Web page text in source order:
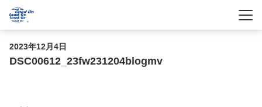
2023年12月4日
DSC00612_23fw231204blogmv